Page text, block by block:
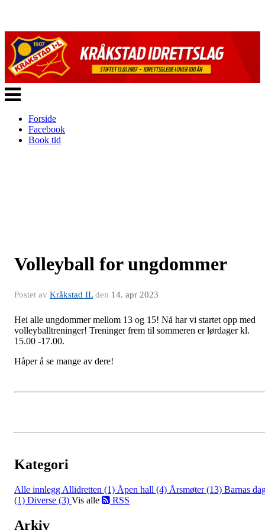
Veksle
navigasjon
Forside
Facebook
Book tid
Volleyball for ungdommer
Postet av Kråkstad ILden 14. apr 2023
Hei alle ungdommer mellom 13 og 15! Nå har vi startet opp med
volleyballtreninger! Treninger frem til sommeren er lørdager kl.
15.00 -17.00.
Håper å se mange av dere!
Kategori
Alle innlegg Allidretten (1) Åpen hall (4) Årsmøter (13) Barnas
(1) Diverse (3) Vis alle RSS
Arkiv